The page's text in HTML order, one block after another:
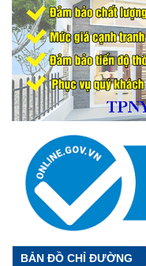
BẢN ĐỒ CHỈ ĐƯỜNG